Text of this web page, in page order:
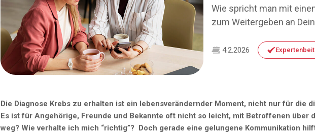
Wie spricht man mit
zum Weitergeben an
4.2.2026
Die Diagnose Krebs zu erhalten ist ein lebensverändernder Moment, nicht nur für die
Es ist für Angehörige, Freunde und Bekannte oft nicht so leicht, mit Betroffenen über
weg? Wie verhalte ich mich “richtig”? Doch gerade eine gelungene Kommunikation